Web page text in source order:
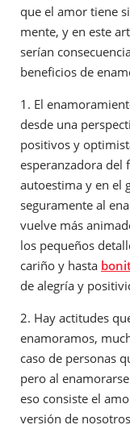
que el amor tiene
mente, y en este
serían
beneficios de
1. El
desde una
positivos y
esperanzadora del
autoestima y en el
seguramente al
vuelve más
los pequeños
cariño y hasta
de alegría y
2. Hay actitudes
enamoramos,
caso de personas
pero al
eso consiste el
versión de